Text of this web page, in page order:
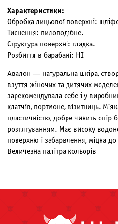
Характеристики:
Обробка лицьової поверхні:
Тиснення: пилоподібне.
Структура поверхні: гладка.
Розбиття в барабані: НІ
Авалон — натуральна шкіра,
взуття жіночих та дитячих
зарекомендувала себе і у
клатчів, портмоне, візитниць.
пластичністю, добре чинить опір
розтягуванням. Має високу
поверхню і забарвлення, міцна до
Величезна палітра кольорів